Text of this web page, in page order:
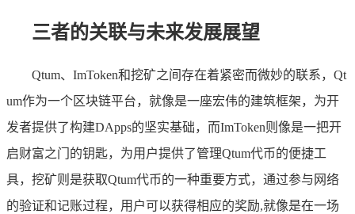
三者的关联与未来发展展望
Qtum、ImToken和挖矿之间存在着紧密而微妙的联系，Qt
um作为一个区块链平台，就像是一座宏伟的建筑框架，为开
发者提供了构建DApps的坚实基础，而ImToken则像是一把开
启财富之门的钥匙，为用户提供了管理Qtum代币的便捷工
具，挖矿则是获取Qtum代币的一种重要方式，通过参与网络
的验证和记账过程，用户可以获得相应的奖励,就像是在一场